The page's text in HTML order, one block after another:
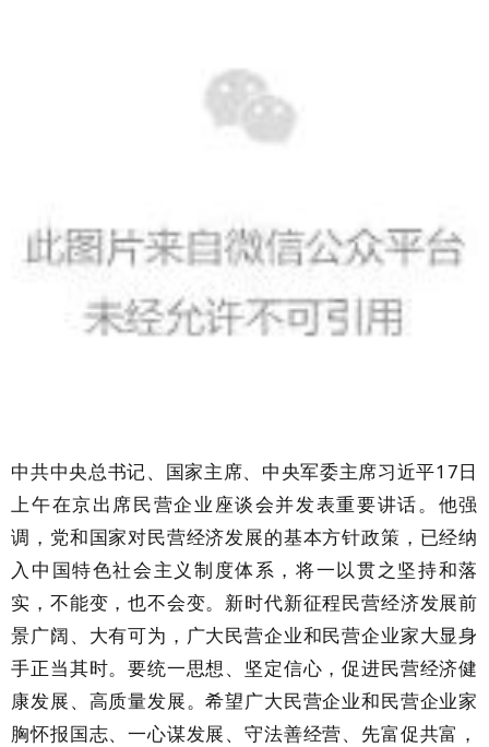
中共中央总书记、国家主席、中央军委主席习近平17日
上午在京出席民营企业座谈会并发表重要讲话。他强
调，党和国家对民营经济发展的基本方针政策，已经纳
入中国特色社会主义制度体系，将一以贯之坚持和落
实，不能变，也不会变。新时代新征程民营经济发展前
景广阔、大有可为，广大民营企业和民营企业家大显身
手正当其时。要统一思想、坚定信心，促进民营经济健
康发展、高质量发展。希望广大民营企业和民营企业家
胸怀报国志、一心谋发展、守法善经营、先富促共富，